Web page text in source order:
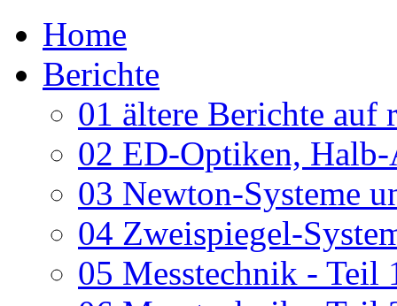
Home
Berichte
01 ältere Berichte auf
02 ED-Optiken, Halb-
03 Newton-Systeme
04 Zweispiegel-
05 Messtechnik - Teil